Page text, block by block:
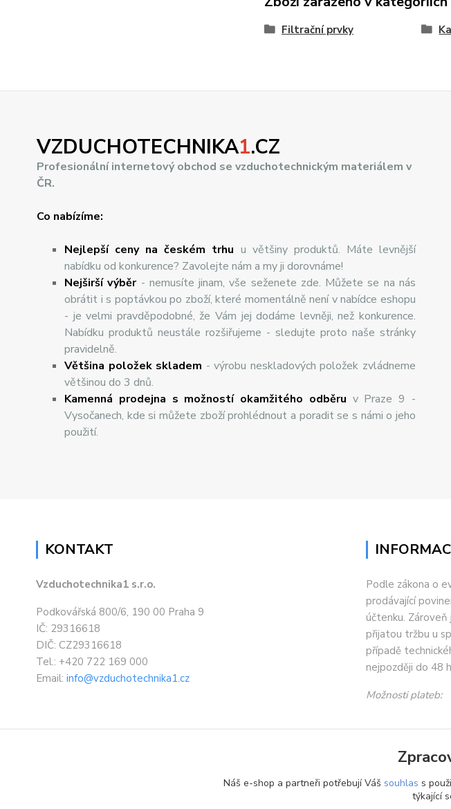
Filtrační prvky
VZDUCHOTECHNIKA1.CZ
Profesionální internetový obchod se vzduchotechnickým materiálem v
ČR.
Co nabízíme:
Nejlepší ceny na českém trhu u většiny produktů. Máte levnější
nabídku od konkurence? Zavolejte nám a my ji dorovnáme!
Nejširšívýběr- nemusíte jinam, vše seženete zde. Můžete se na nás
obrátit i s poptávkou po zboží, které momentálně není v nabídce eshopu
- je velmi pravděpodobné, že Vám jej dodáme levněji, než konkurence.
Nabídku produktů neustále rozšiřujeme - sledujte proto naše stránky
pravidelně.
Většina položek skladem - výrobu neskladových položek zvládneme
většinou do 3 dnů.
Kamenná prodejna s možností okamžitého odběru v Praze 9 -
Vysočanech, kde si můžete zboží prohlédnout a poradit se s námi o jeho
použití.
KONTAKT
Vzduchotechnika1 s.r.o.
Podkovářská 800/6, 190 00 Praha 9
IČ: 29316618
DIČ: CZ29316618
Tel.: +420 722 169 000
Email: info@vzduchotechnika1.cz
Podle zákona o
prodávající
účtenku.
přijatou tržbu u
případě
nejpozději do 48
Možnosti plateb:
Náš e-shop a partneři potřebují Váš souhlas s
týkající